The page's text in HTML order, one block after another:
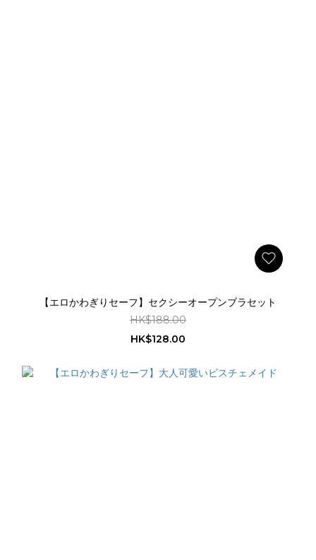
【エロかわぎりセーフ】セクシーオープンブラセット
HK$188.00
HK$128.00